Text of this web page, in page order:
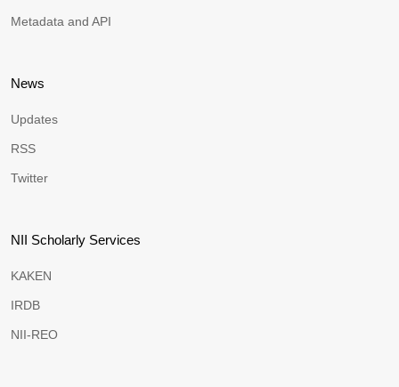
Metadata and API
News
Updates
RSS
Twitter
NII Scholarly Services
KAKEN
IRDB
NII-REO